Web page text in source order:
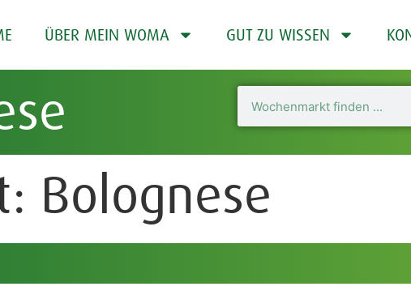
ÜBER MEIN WOMA GUT ZU WISSEN
Bolognese